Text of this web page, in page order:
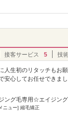
接客サービス 5 技
生初のリタッチもお
心してお任せできま
ング毛専用☆エイジン
ニュー] 縮毛矯正